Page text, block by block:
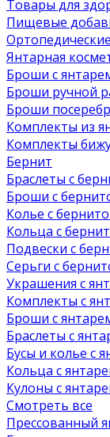
Товары для
Пищевые
Янтарная
Броши с
Броши ручной
Броши
Комплекты из
Комплекты
Бернит
Браслеты с
Броши с
Колье с
Кольца с
Подвески с
Серьги с
Украшения с
Комплекты с
Броши с
Браслеты с
Бусы и колье с
Кольца с
Кулоны с
Смотреть все
Прессованный